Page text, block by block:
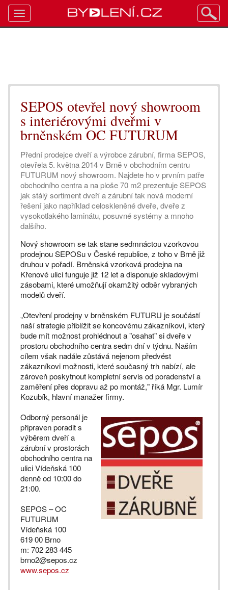
SEPOS otevřel nový showroom
s interiérovými dveřmi v
brněnském OC FUTURUM
Přední prodejce dveří a výrobce zárubní, firma SEPOS,
otevřela 5. května 2014 v Brně v obchodním centru
FUTURUM nový showroom. Najdete ho v prvním patře
obchodního centra a na ploše 70 m2 prezentuje SEPOS
jak stálý sortiment dveří a zárubní tak nová moderní
řešení jako například celoskleněné dveře, dveře z
vysokotlakého laminátu, posuvné systémy a mnoho
dalšího.
Nový showroom se tak stane sedmnáctou vzorkovou
prodejnou SEPOSu v České republice, z toho v Brně již
druhou v pořadí. Brněnská vzorková prodejna na
Křenové ulici funguje již 12 let a disponuje skladovými
zásobami, které umožňují okamžitý odběr vybraných
modelů dveří.
„Otevření prodejny v brněnském FUTURU je součástí
naší strategie přiblížit se koncovému zákazníkovi, který
bude mít možnost prohlédnout a "osahat" si dveře v
prostoru obchodního centra sedm dní v týdnu. Naším
cílem však nadále zůstává nejenom předvést
zákazníkovi možnosti, které současný trh nabízí, ale
zároveň poskytnout kompletní servis od poradenství a
zaměření přes dopravu až po montáž," říká Mgr. Lumír
Kozubík, hlavní manažer firmy.
Odborný personál je
připraven poradit s
výběrem dveří a
zárubní v prostorách
obchodního centra na
ulici Vídeňská 100
denně od 10:00 do
21:00.
SEPOS – OC
FUTURUM
Vídeňská 100
619 00 Brno
m: 702 283 445
brno2@sepos.cz
www.sepos.cz
Toggle
navigation